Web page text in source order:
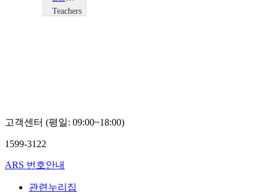
Teachers
고객센터 (평일: 09:00~18:00)
1599-3122
ARS 번호안내
관련누리집